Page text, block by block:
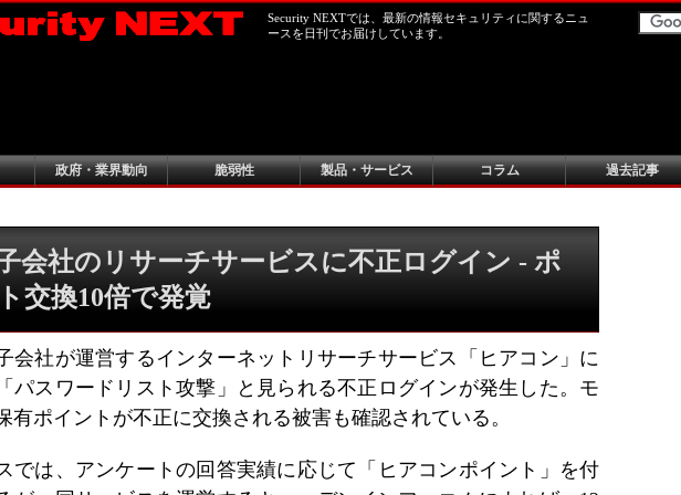
Security NEXTでは、最新の情報セキュリティに関するニュ
ースを日刊でお届けしています。
政府・業界動向 脆弱性 製品・サービス コラム 過去記事
会社のリサーチサービスに不正ログイン - ポ
交換10倍で発覚
会社が運営するインターネットリサーチサービス「ヒアコン」に
パスワードリスト攻撃」と見られる不正ログインが発生した。モ
有ポイントが不正に交換される被害も確認されている。
では、アンケートの回答実績に応じて「ヒアコンポイント」を付